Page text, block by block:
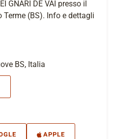
GNARI DE VAI presso il
(BS). Info e dettagli
BS, Italia
APPLE